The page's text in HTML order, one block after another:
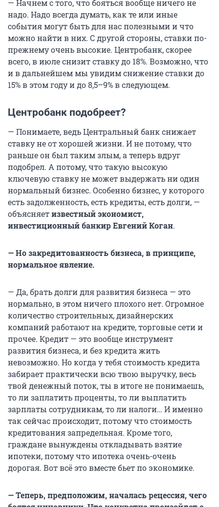
— Начнем с того, что бояться вообще ничего не
надо. Надо всегда думать, как те или иные
события могут быть для нас полезными и что
можно найти в них. С другой стороны, ставки по-
прежнему очень высокие. Центробанк, скорее
всего, в июле снизит ставку до 18%. Возможно, что
и в дальнейшем мы увидим снижение ставки до
15% в этом году и до 8,5–9% в следующем.
Центробанк подобреет?
— Понимаете, ведь Центральный банк снижает
ставку не от хорошей жизни. И не потому, что
раньше он был таким злым, а теперь вдруг
подобрел. А потому, что такую высокую
ключевую ставку не может выдержать ни один
нормальный бизнес. Особенно бизнес, у которого
есть задолженность, есть кредиты, есть долги, —
объясняетизвестный экономист,
инвестиционный банкир Евгений Коган.
— Но закредитованность бизнеса, в принципе,
нормальное явление.
— Да, брать долги для развития бизнеса — это
нормально, в этом ничего плохого нет. Огромное
количество строительных, дизайнерских
компаний работают на кредите, торговые сети и
прочее. Кредит — это вообще инструмент
развития бизнеса, и без кредита жить
невозможно. Но когда у тебя стоимость кредита
забирает практически всю твою выручку, весь
твой денежный поток, ты в итоге не понимаешь,
то ли заплатить проценты, то ли выплатить
зарплаты сотрудникам, то ли налоги… И именно
так сейчас происходит, потому что стоимость
кредитования запредельная. Кроме того,
граждане вынуждены откладывать взятие
ипотеки, потому что ипотека очень-очень
дорогая. Вот всё это вместе бьет по экономике.
— Теперь, предположим, началась рецессия, чего